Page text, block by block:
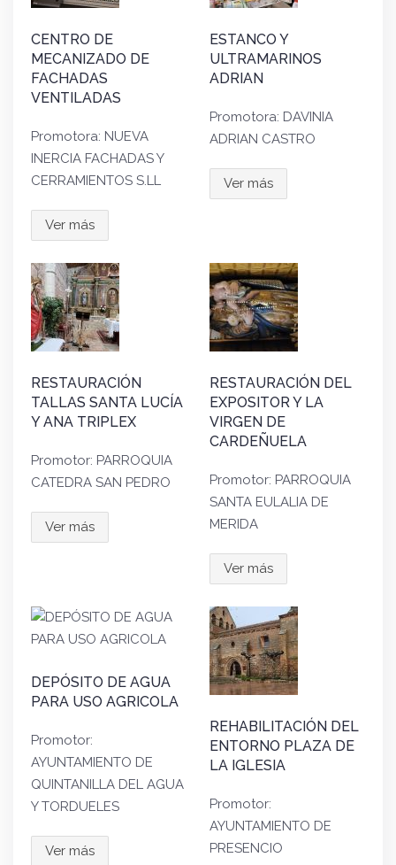
CENTRO DE
MECANIZADO DE
FACHADAS
VENTILADAS
Promotora: NUEVA
INERCIA FACHADAS Y
CERRAMIENTOS S.LL
Ver más
ESTANCO Y
ULTRAMARINOS
ADRIAN
Promotora: DAVINIA
ADRIAN CASTRO
Ver más
RESTAURACIÓN
TALLAS SANTA LUCÍA
Y ANA TRIPLEX
Promotor: PARROQUIA
CATEDRA SAN PEDRO
Ver más
RESTAURACIÓN DEL
EXPOSITOR Y LA
VIRGEN DE
CARDEÑUELA
Promotor: PARROQUIA
SANTA EULALIA DE
MERIDA
Ver más
DEPÓSITO DE AGUA
PARA USO AGRICOLA
Promotor:
AYUNTAMIENTO DE
QUINTANILLA DEL AGUA
Y TORDUELES
Ver más
REHABILITACIÓN DEL
ENTORNO PLAZA DE
LA IGLESIA
Promotor:
AYUNTAMIENTO DE
PRESENCIO